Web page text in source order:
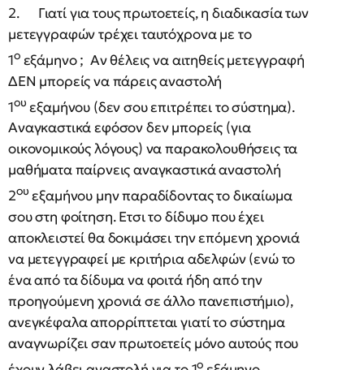
2. Γιατί για τους πρωτοετείς, η διαδικασία των
μετεγγραφών τρέχει ταυτόχρονα με το
1οεξάμηνο ; Αν θέλεις να αιτηθείς μετεγγραφή
ΔΕΝ μπορείς να πάρεις αναστολή
1ου εξαμήνου (δεν σου επιτρέπει το σύστημα).
Αναγκαστικά εφόσον δεν μπορείς (για
οικονομικούς λόγους) να παρακολουθήσεις τα
μαθήματα παίρνεις αναγκαστικά αναστολή
2ου εξαμήνου μην παραδίδοντας το δικαίωμα
σου στη φοίτηση. Ετσι το δίδυμο που έχει
αποκλειστεί θα δοκιμάσει την επόμενη χρονιά
να μετεγγραφεί με κριτήρια αδελφών (ενώ το
ένα από τα δίδυμα να φοιτά ήδη από την
προηγούμενη χρονιά σε άλλο πανεπιστήμιο),
ανεγκέφαλα απορρίπτεται γιατί το σύστημα
αναγνωρίζει σαν πρωτοετείς μόνο αυτούς που
ο